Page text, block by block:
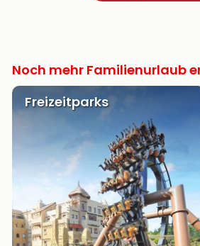
Noch mehr Familienurlaub
Freizeitparks